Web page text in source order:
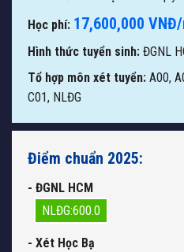
Học phí: 17,600,000
Hình thức tuyển sinh: ĐGNL
Tổ hợp môn xét tuyển: A00,
C01, NLĐG
Điểm chuẩn 2025:
- ĐGNL HCM
NLĐG:600.0
- Xét Học Bạ